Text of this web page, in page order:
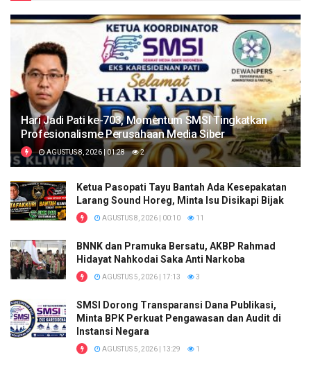
Hari Jadi Pati ke-703, Momentum SMSI Tingkatkan
Profesionalisme Perusahaan Media Siber
AGUSTUS 8, 2026 | 01:28 2
Ketua Pasopati Tayu Bantah Ada Kesepakatan
Larang Sound Horeg, Minta Isu Disikapi Bijak
AGUSTUS 8, 2026 | 00:10 11
BNNK dan Pramuka Bersatu, AKBP Rahmad
Hidayat Nahkodai Saka Anti Narkoba
AGUSTUS 5, 2026 | 17:13 3
SMSI Dorong Transparansi Dana Publikasi,
Minta BPK Perkuat Pengawasan dan Audit di
Instansi Negara
AGUSTUS 5, 2026 | 13:29 1